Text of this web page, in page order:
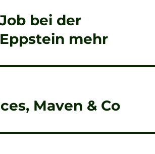
bei der
mehr
Maven & Co